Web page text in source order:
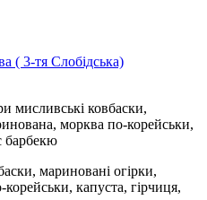
мисливські ковбаски,
морква по-корейськи,
барбекю
мариновані огірки,
капуста, гірчиця,